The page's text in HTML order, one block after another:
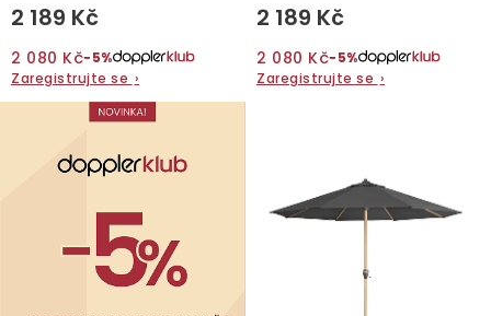
2 189 Kč
2 080 Kč−5%
Zaregistrujte se ›
2 189 Kč
2 080 Kč−5%
Zaregistrujte se ›